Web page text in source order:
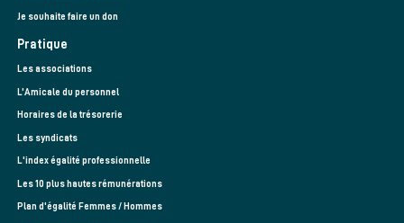
Je souhaite faire un don
Pratique
Les associations
L’Amicale du personnel
Horaires de la trésorerie
Les syndicats
L'index égalité professionnelle
Les 10 plus hautes rémunérations
Plan d'égalité Femmes / Hommes